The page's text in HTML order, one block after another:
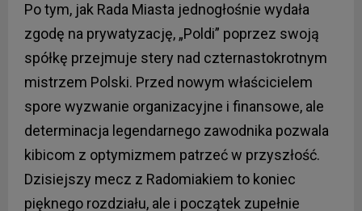
Po tym, jak Rada Miasta jednogłośnie wydała
zgodę na prywatyzację, „Poldi” poprzez swoją
spółkę przejmuje stery nad czternastokrotnym
mistrzem Polski. Przed nowym właścicielem
spore wyzwanie organizacyjne i finansowe, ale
determinacja legendarnego zawodnika pozwala
kibicom z optymizmem patrzeć w przyszłość.
Dzisiejszy mecz z Radomiakiem to koniec
pięknego rozdziału, ale i początek zupełnie